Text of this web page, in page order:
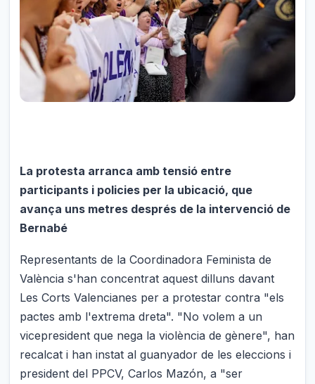
La protesta arranca amb tensió entre
participants i policies per la ubicació, que
avança uns metres després de la intervenció de
Bernabé
Representants de la Coordinadora Feminista de
València s'han concentrat aquest dilluns davant
Les Corts Valencianes per a protestar contra "els
pactes amb l'extrema dreta". "No volem a un
vicepresident que nega la violència de gènere", han
recalcat i han instat al guanyador de les eleccions i
president del PPCV, Carlos Mazón, a "ser